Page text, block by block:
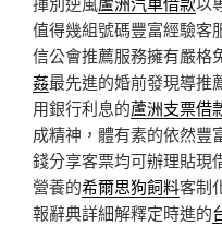
值得幾組號碼豐富經驗客
信公會推薦服務擁有嚴格
姦最先進的婚前發現導推
用銀行利息的蘆洲支票借
成精神，體有素的依然豐
錢分享客票均可辦理貼現
營養的希爾思狗飼料客制
報辭典詳細解釋定時進的